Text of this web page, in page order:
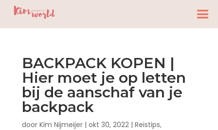
BACKPACK KOPEN |
Hier moet je op letten
bij de aanschaf van je
backpack
door Kim Nijmeijer| okt 30, 2022| Reistips,